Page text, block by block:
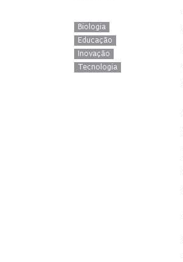
Biologia
Educação
Inovação
Tecnologia